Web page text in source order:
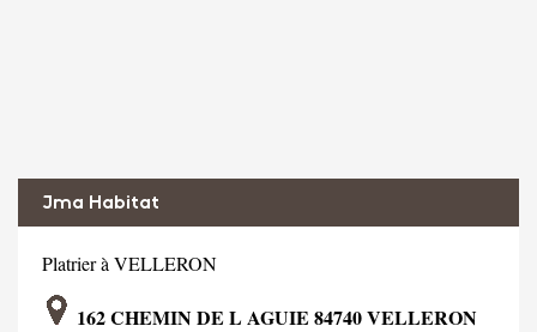
Jma Habitat
Platrier à VELLERON
162 CHEMIN DE L AGUIE 84740 VELLERON